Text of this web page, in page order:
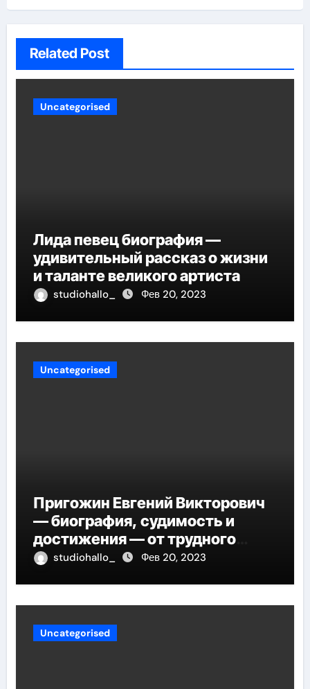
Related Post
Uncategorised
Лида певец биография —
удивительный рассказ о жизни
и таланте великого артиста
studiohallo_ Фев 20, 2023
Uncategorised
Пригожин Евгений Викторович
— биография, судимость и
достижения — от трудного
детства до мирового успеха
studiohallo_ Фев 20, 2023
Uncategorised